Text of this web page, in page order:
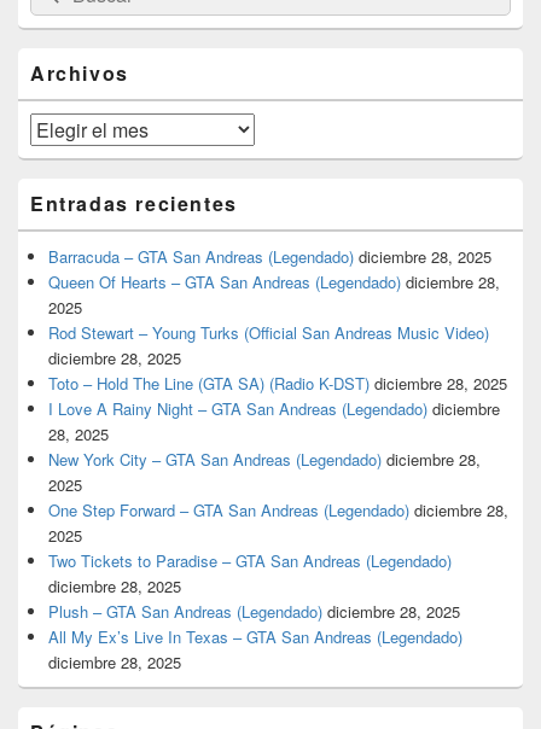
de
widget
lateral
primaria
por:
Archivos
Archivos
Entradas recientes
Barracuda – GTA San Andreas (Legendado) diciembre 28, 2025
Queen Of Hearts – GTA San Andreas (Legendado) diciembre 28,
2025
Rod Stewart – Young Turks (Official San Andreas Music Video)
diciembre 28, 2025
Toto – Hold The Line (GTA SA) (Radio K-DST) diciembre 28, 2025
I Love A Rainy Night – GTA San Andreas (Legendado) diciembre
28, 2025
New York City – GTA San Andreas (Legendado) diciembre 28,
2025
One Step Forward – GTA San Andreas (Legendado) diciembre 28,
2025
Two Tickets to Paradise – GTA San Andreas (Legendado)
diciembre 28, 2025
Plush – GTA San Andreas (Legendado) diciembre 28, 2025
All My Ex’s Live In Texas – GTA San Andreas (Legendado)
diciembre 28, 2025